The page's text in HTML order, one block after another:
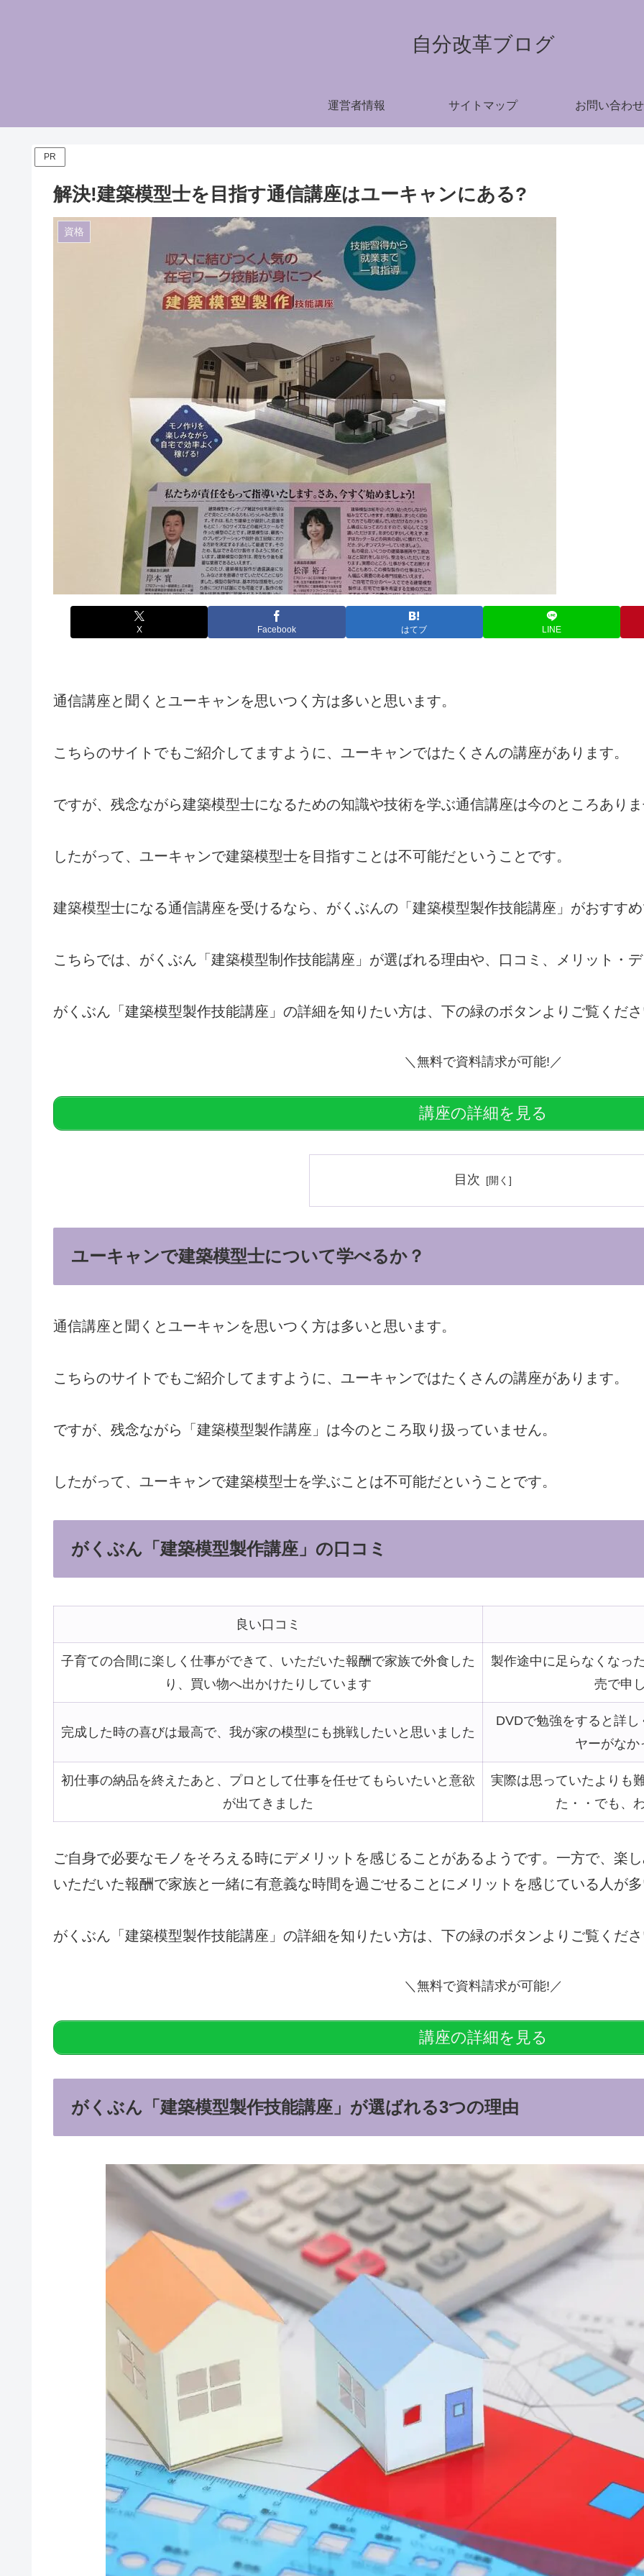
自分改革ブログ
運営者情報 サイトマップ お問い合わせ
PR
解決!建築模型士を目指す通信講座はユーキャンにある?
資格
X Facebook はてブ LINE
通信講座と聞くとユーキャンを思いつく方は多いと思います。
こちらのサイトでもご紹介してますように、ユーキャンではたくさんの講座があります。
ですが、残念ながら建築模型士になるための知識や技術を学ぶ通信講座は今のところあり
したがって、ユーキャンで建築模型士を目指すことは不可能だということです。
建築模型士になる通信講座を受けるなら、がくぶんの「建築模型製作技能講座」がおすす
こちらでは、がくぶん「建築模型制作技能講座」が選ばれる理由や、口コミ、メリット・
がくぶん「建築模型製作技能講座」の詳細を知りたい方は、下の緑のボタンよりご覧くだ
＼無料で資料請求が可能!／
講座の詳細を見る
目次
ユーキャンで建築模型士について学べるか？
通信講座と聞くとユーキャンを思いつく方は多いと思います。
こちらのサイトでもご紹介してますように、ユーキャンではたくさんの講座があります。
ですが、残念ながら「建築模型製作講座」は今のところ取り扱っていません。
したがって、ユーキャンで建築模型士を学ぶことは不可能だということです。
がくぶん「建築模型製作講座」の口コミ
良い口コミ
子育ての合間に楽しく仕事ができて、いただいた報酬で家族で外食した
り、買い物へ出かけたりしています
製作途中に足らなくなっ
売で申
完成した時の喜びは最高で、我が家の模型にも挑戦したいと思いました
DVDで勉強をすると詳
ヤーがなか
初仕事の納品を終えたあと、プロとして仕事を任せてもらいたいと意欲
が出てきました
実際は思っていたよりも
た・・でも、
ご自身で必要なモノをそろえる時にデメリットを感じることがある ようです。 一方で、楽
いただいた報酬で家族と一緒に有意義な時間を過ごせることにメリ ットを感じている人が
がくぶん「 建築模型製作技能講座」の詳細を知りたい方は、下の緑のボタンよりご覧くだ
＼無料で資料請求が可能!／
講座の詳細を見る
がくぶん「建築模型製作技能講座」が選ばれる3つの理由